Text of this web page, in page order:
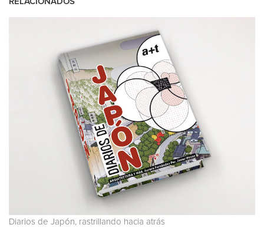
Diarios de Japón, rastrillando hacia atrás